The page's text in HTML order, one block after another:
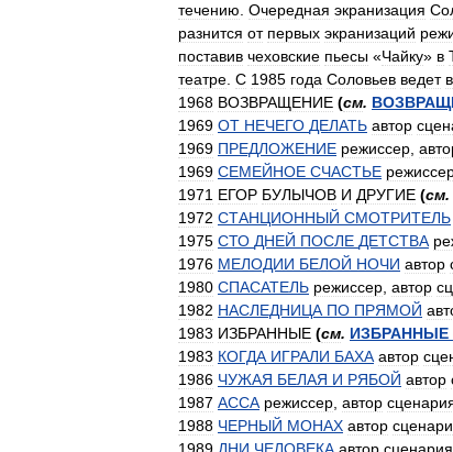
течению Очередная экранизация
разнится от первых экранизаций
поставив чеховские пьесы «Чайку» в
театре С 1985 года Соловьев ведет
1968 ВОЗВРАЩЕНИЕ (см.
1969 ОТ НЕЧЕГО ДЕЛАТЬ автор
1969 ПРЕДЛОЖЕНИЕ режиссер
1969 СЕМЕЙНОЕ СЧАСТЬЕ
1971 ЕГОР БУЛЫЧОВ И ДРУГИЕ (см.
1972 СТАНЦИОННЫЙ СМОТРИТЕЛЬ
1975 СТО ДНЕЙ ПОСЛЕ ДЕТСТВА
1976 МЕЛОДИИ БЕЛОЙ НОЧИ автор
1980 СПАСАТЕЛЬ режиссер автор
1982 НАСЛЕДНИЦА ПО ПРЯМОЙ
1983 ИЗБРАННЫЕ (см. ИЗБРАННЫЕ
1983 КОГДА ИГРАЛИ БАХА автор
1986 ЧУЖАЯ БЕЛАЯ И РЯБОЙ автор
1987 АССА режиссер автор
1988 ЧЕРНЫЙ МОНАХ автор